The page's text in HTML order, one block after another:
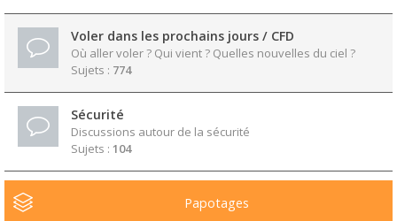
Voler dans les prochains jours / CFD
Où aller voler ? Qui vient ? Quelles nouvelles du ciel ?
Sujets : 774
Sécurité
Discussions autour de la sécurité
Sujets : 104
Papotages